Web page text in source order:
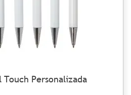
Touch Personalizada